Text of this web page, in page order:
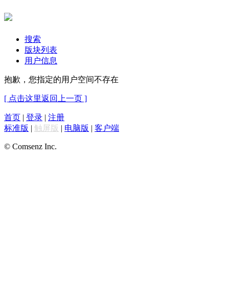
搜索
版块列表
用户信息
抱歉，您指定的用户空间不存在
[ 点击这里返回上一页 ]
首页 | 登录 | 注册
标准版 | 触屏版 | 电脑版 | 客户端
© Comsenz Inc.